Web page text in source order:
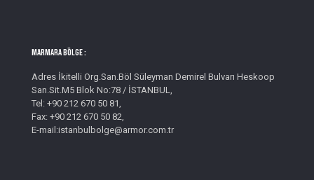
MARMARA BÖLGE :
Adres İkitelli Org.San.Böl Süleyman Demirel Bulvarı Heskoop
San.Sit.M5 Blok No:78 / İSTANBUL,
Tel: +90 212 670 50 81,
Fax: +90 212 670 50 82,
E-mail:istanbulbolge@armor.com.tr